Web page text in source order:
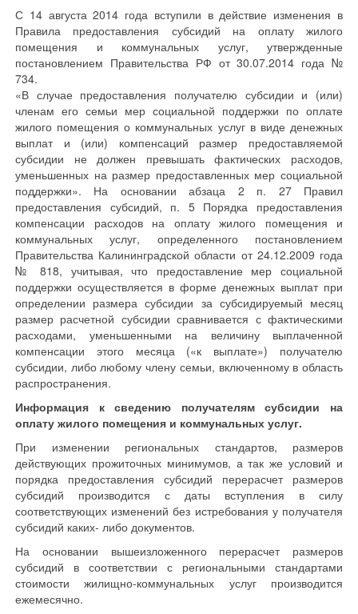
С 14 августа 2014 года вступили в действие изменения в
Правила предоставления субсидий на оплату жилого
помещения и коммунальных услуг, утвержденные
постановлением Правительства РФ от 30.07.2014 года №
734.
«В случае предоставления получателю субсидии и (или)
членам его семьи мер социальной поддержки по оплате
жилого помещения о коммунальных услуг в виде денежных
выплат и (или) компенсаций размер предоставляемой
субсидии не должен превышать фактических расходов,
уменьшенных на размер предоставленных мер социальной
поддержки». На основании абзаца 2 п. 27 Правил
предоставления субсидий, п. 5 Порядка предоставления
компенсации расходов на оплату жилого помещения и
коммунальных услуг, определенного постановлением
Правительства Калининградской области от 24.12.2009 года
№ 818, учитывая, что предоставление мер социальной
поддержки осуществляется в форме денежных выплат при
определении размера субсидии за субсидируемый месяц
размер расчетной субсидии сравнивается с фактическими
расходами, уменьшенными на величину выплаченной
компенсации этого месяца («к выплате») получателю
субсидии, либо любому члену семьи, включенному в область
распространения.
Информация к сведению получателям субсидии на
оплату жилого помещения и коммунальных услуг.
При изменении региональных стандартов, размеров
действующих прожиточных минимумов, а так же условий и
порядка предоставления субсидий перерасчет размеров
субсидий производится с даты вступления в силу
соответствующих изменений без истребования у получателя
субсидий каких- либо документов.
На основании вышеизложенного перерасчет размеров
субсидий в соответствии с региональными стандартами
стоимости жилищно-коммунальных услуг производится
ежемесячно.